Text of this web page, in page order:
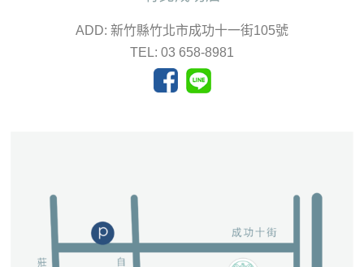
ADD: 新竹縣竹北市成功十一街105號
TEL: 03 658-8981